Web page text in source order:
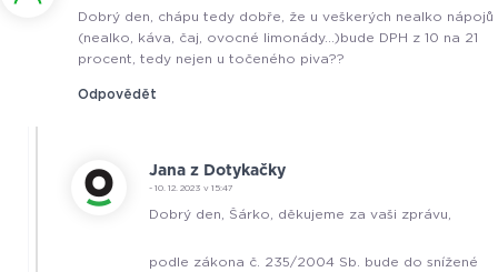
Dobrý den, chápu tedy dobře, že u veškerých nealko nápojů
(nealko, káva, čaj, ovocné limonády…)bude DPH z 10 na 21
procent, tedy nejen u točeného piva??
Odpovědět
Jana z Dotykačky
- 10. 12. 2023 v 15:47
Dobrý den, Šárko, děkujeme za vaši zprávu,
podle zákona č. 235/2004 Sb. bude do snížené